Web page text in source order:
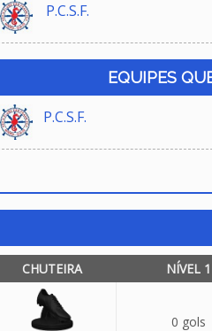
P.C.S.F.
EQUIPES
P.C.S.F.
CHUTEIRA NÍVEL 1
0 gols